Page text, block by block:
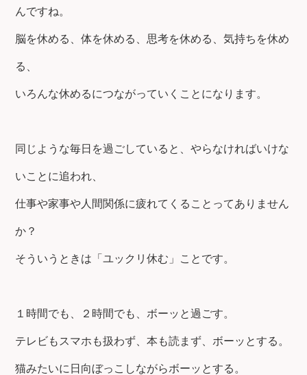
んですね。
脳を休める、体を休める、思考を休める、気持ちを休め
る、
いろんな休めるにつながっていくことになります。
同じような毎日を過ごしていると、やらなければいけな
いことに追われ、
仕事や家事や人間関係に疲れてくることってありません
か？
そういうときは「ユックリ休む」ことです。
１時間でも、２時間でも、ボーッと過ごす。
テレビもスマホも扱わず、本も読まず、ボーッとする。
猫みたいに日向ぼっこしながらボーッとする。